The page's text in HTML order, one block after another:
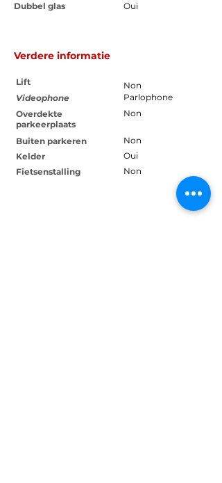
Dubbel glas
Oui
Verdere informatie
Lift
Videophone
Overdekte
parkeerplaats
Buiten parkeren
Kelder
Fietsenstalling
Non
Parlophone
Non
Non
Oui
Non